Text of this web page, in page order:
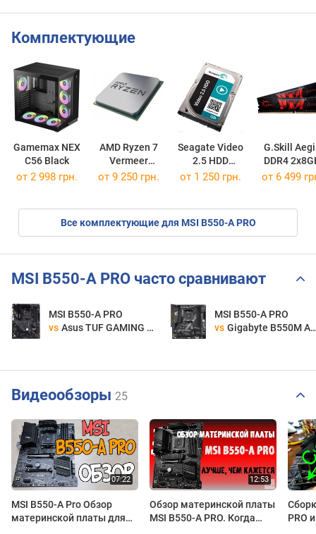
Комплектующие
Gamemax NEX
C56 Black
AMD Ryzen 7
Vermeer
5800X BOX
Seagate Video
2.5 HDD
ST500VT000
G.Skill
DDR4
F4-
от 2 998 грн. от 9 250 грн. от 1 250 грн. от 6 499
Все комплектующие для MSI B550-A PRO
MSI B550-A PRO часто сравнивают
MSI B550-A PRO
vs Asus TUF GAMING B550-PLUS
MSI B550-A PRO
vs Gigabyte B550M AORUS ELITE
Видеообзоры 25
MSI B550-A Pro Обзор
материнской платы для
Обзор материнской платы
MSI B550-A PRO. Когда
PRO